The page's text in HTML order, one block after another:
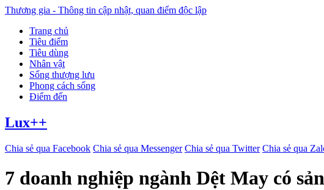
Thương gia - Thông tin cập nhật, quan điểm độc lập
Trang chủ
Tiêu điểm
Tiêu dùng
Nhân vật
Sống thượng lưu
Phong cách sống
Điểm đến
Lux++
Chia sẻ qua Facebook Chia sẻ qua Messenger Chia sẻ qua Twitter Chia sẻ qua
7 doanh nghiệp ngành Dệt May có